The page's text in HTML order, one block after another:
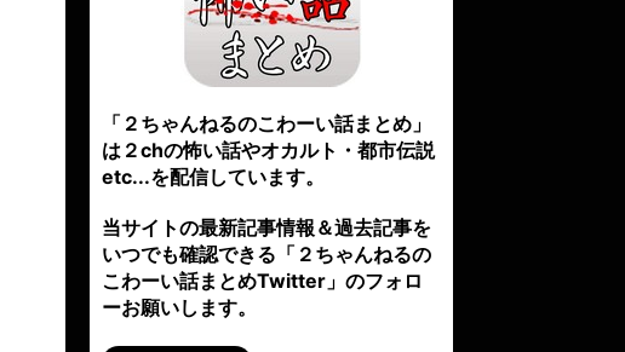
「２ちゃんねるのこわーい話まとめ」
は２chの怖い話やオカルト・都市伝説
etc...を配信しています。
当サイトの最新記事情報＆過去記事を
いつでも確認できる「２ちゃんねるの
こわーい話まとめTwitter」のフォロ
ーお願いします。